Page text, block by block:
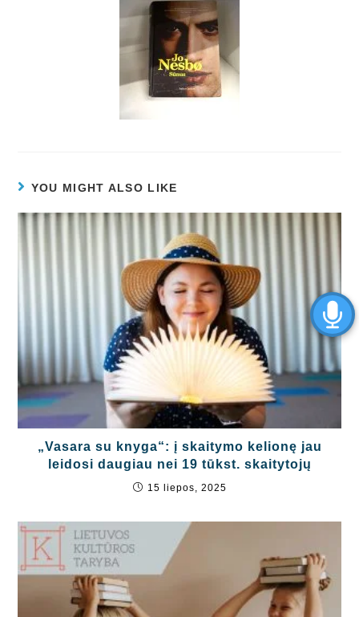
YOU MIGHT ALSO LIKE
„Vasara su knyga“: į skaitymo kelionę jau
leidosi daugiau nei 19 tūkst. skaitytojų
15 liepos, 2025